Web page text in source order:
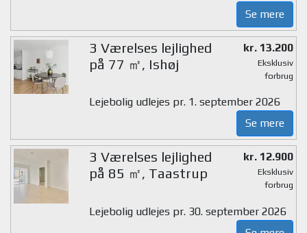
Se mere
3 Værelses lejlighed
på 77 ㎡, Ishøj
kr. 13.200
Eksklusiv
forbrug
Lejebolig udlejes pr. 1. september 2026
Se mere
3 Værelses lejlighed
på 85 ㎡, Taastrup
kr. 12.900
Eksklusiv
forbrug
Lejebolig udlejes pr. 30. september 2026